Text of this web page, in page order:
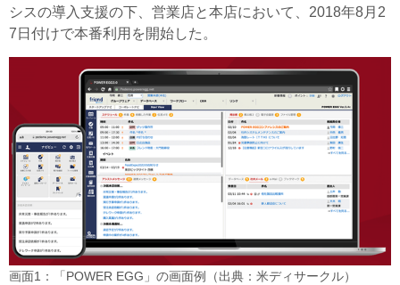
シスの導入支援の下、営業店と本店において、2018年8月2
7日付けで本番利用を開始した。
画面1：「POWER EGG」の画面例（出典：米ディサークル）